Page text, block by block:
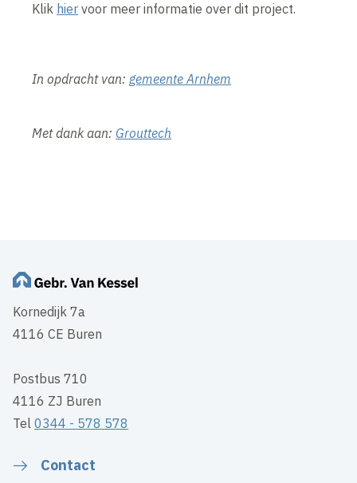
Klik hier voor meer informatie over dit project.
In opdracht van:gemeente Arnhem
Met dank aan: Grouttech
Kornedijk 7a
4116 CE Buren
Postbus 710
4116 ZJ Buren
Tel0344 - 578 578
Contact